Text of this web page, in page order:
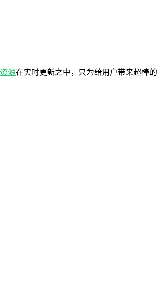
资源在实时更新之中，只为给用户带来超棒的